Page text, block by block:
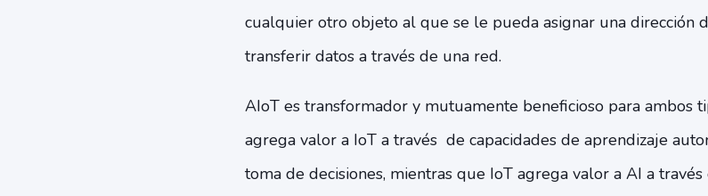
cualquier otro objeto al que se le pueda asignar una dirección
transferir datos a través de una red.
AIoT es transformador y mutuamente beneficioso para ambos
agrega valor a IoT a través de capacidades de aprendizaje
toma de decisiones, mientras que IoT agrega valor a AI a través